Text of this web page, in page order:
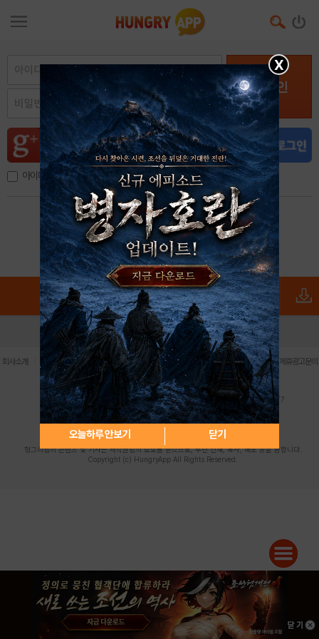
로그인
아이디, 이메일 저장
아이디 / 비밀번호 찾기 회원가입
X
오늘하루 안보기 닫기
로그인 PC버전 전체앱
회사소개 이용약관 | 개인정보 처리방침 | 청소년 보호정책 | 불법촬영물 신고센터 | 제휴광고문의
사업자등록번호:119-86-61101 (주)스마트나우 대표이사:송현두
주소: 서울시 금천구 가산디지털1로 171 연락처:063-284-8635 팩스:02-6265-0377
청소년보호책임자:김동욱desk@hungryapp.co.kr
등록번호:서울아02322 | 등록일자:2016년4월25일
발행인:(주)스마트나우 송현두 | 편집인:김동욱
헝그리앱의 콘텐츠 및 기사는 저작권법의 보호를 받으므로, 무단 전재, 복사, 배포 등을 금합니다.
Copyright (c) HungryApp All Rights Reserved.